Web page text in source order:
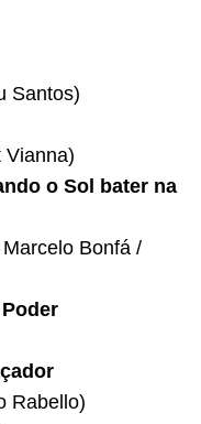
Santos)
Vianna)
o Sol bater na
Bonfá /
Rabello)